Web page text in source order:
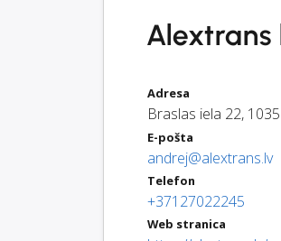
Adresa
Braslas iela 22, 1035
E-pošta
andrej@alextrans.lv
Telefon
+37127022245
Web stranica